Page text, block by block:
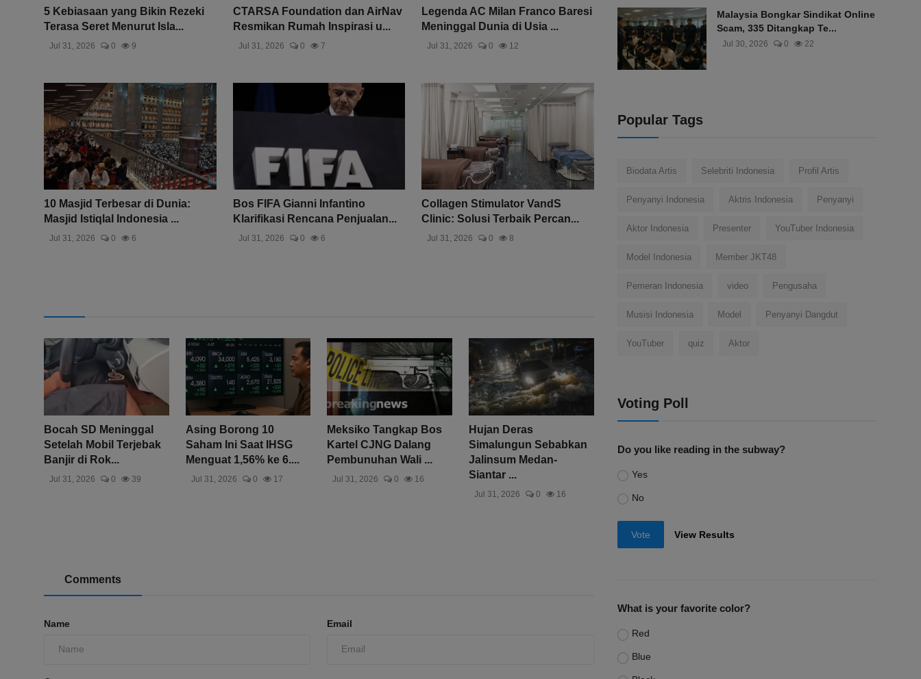
5 Kebiasaan yang Bikin Rezeki
Terasa Seret Menurut Isla...
Jul 31, 2026 0 9
CTARSA Foundation dan AirNav
Resmikan Rumah Inspirasi u...
Jul 31, 2026 0 7
Legenda AC Milan Franco Baresi
Meninggal Dunia di Usia ...
Jul 31, 2026 0 12
10 Masjid Terbesar di Dunia:
Masjid Istiqlal Indonesia ...
Jul 31, 2026 0 6
Bos FIFA Gianni Infantino
Klarifikasi Rencana Penjualan...
Jul 31, 2026 0 6
Collagen Stimulator VandS
Clinic: Solusi Terbaik Percan...
Jul 31, 2026 0 8
Bocah SD Meninggal
Setelah Mobil Terjebak
Banjir di Rok...
Jul 31, 2026 0 39
Asing Borong 10
Saham Ini Saat IHSG
Menguat 1,56% ke 6....
Jul 31, 2026 0 17
Meksiko Tangkap Bos
Kartel CJNG Dalang
Pembunuhan Wali ...
Jul 31, 2026 0 16
Hujan Deras
Simalungun Sebabkan
Jalinsum Medan-
Siantar ...
Jul 31, 2026 0 16
Comments
Name Email
Malaysia Bongkar Sindikat Online
Scam, 335 Ditangkap Te...
Jul 30, 2026 0 22
Popular Tags
Biodata Artis Selebriti Indonesia Profil Artis
Penyanyi Indonesia Aktris Indonesia Penyanyi
Aktor Indonesia Presenter YouTuber Indonesia
Model Indonesia Member JKT48
Pemeran Indonesia video Pengusaha
Musisi Indonesia Model Penyanyi Dangdut
YouTuber quiz Aktor
Voting Poll
Do you like reading in the subway?
Yes
No
Vote View Results
What is your favorite color?
Red
Blue